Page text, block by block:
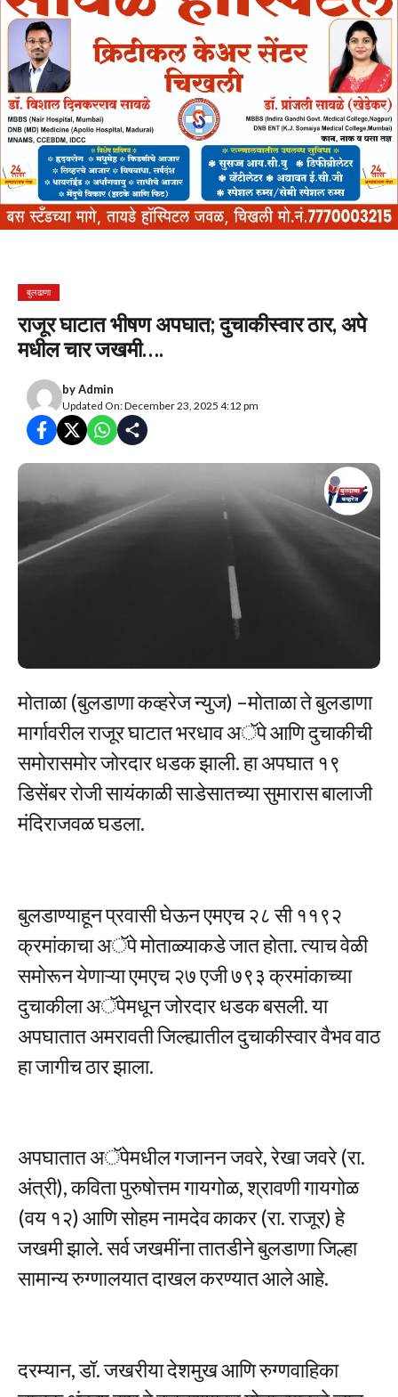
बुलढाणा
राजूर घाटात भीषण अपघात; दुचाकीस्वार ठार, अपे
मधील चार जखमी….
byAdmin
Updated On: December 23, 2025 4:12 pm
मोताळा (बुलडाणा कव्हरेज न्युज) –मोताळा ते बुलडाणा
मार्गावरील राजूर घाटात भरधाव अॅपे आणि दुचाकीची
समोरासमोर जोरदार धडक झाली. हा अपघात १९
डिसेंबर रोजी सायंकाळी साडेसातच्या सुमारास बालाजी
मंदिराजवळ घडला.
बुलडाण्याहून प्रवासी घेऊन एमएच २८ सी ११९२
क्रमांकाचा अॅपे मोताळ्याकडे जात होता. त्याच वेळी
समोरून येणाऱ्या एमएच २७ एजी ७९३ क्रमांकाच्या
दुचाकीला अॅपेमधून जोरदार धडक बसली. या
अपघातात अमरावती जिल्ह्यातील दुचाकीस्वार वैभव वाठ
हा जागीच ठार झाला.
अपघातात अॅपेमधील गजानन जवरे, रेखा जवरे (रा.
अंत्री), कविता पुरुषोत्तम गायगोळ, श्रावणी गायगोळ
(वय १२) आणि सोहम नामदेव काकर (रा. राजूर) हे
जखमी झाले. सर्व जखमींना तातडीने बुलडाणा जिल्हा
सामान्य रुग्णालयात दाखल करण्यात आले आहे.
दरम्यान, डॉ. जखरीया देशमुख आणि रुग्णवाहिका